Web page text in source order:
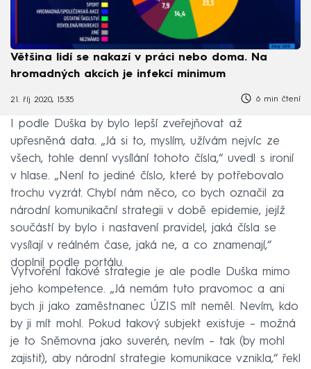
Většina lidí se nakazí v práci nebo doma. Na
hromadných akcích je infekcí minimum
21. říj 2020, 15:35 6 min čtení
I podle Duška by bylo lepší zveřejňovat až
upřesněná data. „Já si to, myslím, užívám nejvíc ze
všech, tohle denní vysílání tohoto čísla,“ uvedl s ironií
v hlase. „Není to jediné číslo, které by potřebovalo
trochu vyzrát. Chybí nám něco, co bych označil za
národní komunikační strategii v době epidemie, jejíž
součástí by bylo i nastavení pravidel, jaká čísla se
vysílají v reálném čase, jaká ne, a co znamenají,“
doplnil podle portálu.
Vytvoření takové strategie je ale podle Duška mimo
jeho kompetence. „Já nemám tuto pravomoc a ani
bych ji jako zaměstnanec ÚZIS mít neměl. Nevím, kdo
by ji mít mohl. Pokud takový subjekt existuje – možná
je to Sněmovna jako suverén, nevím – tak (by mohl
zajistit), aby národní strategie komunikace vznikla,“ řekl